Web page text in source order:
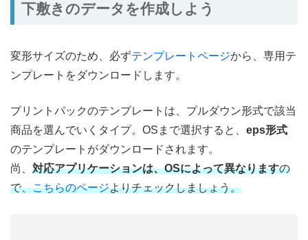
下敷きのデータを作成しよう
変形サイズのため、必ずテンプレートページから、専用テ
ンプレートをダウンロードします。
プリントパックのテンプレートは、プルダウン形式で該当
商品を選んでいくタイプ。OSまで選択すると、 eps形式
のテンプレートがダウンロードされます。
尚、 対応アプリケーションは、OSによって異なりますの
で、こちらのページよりチェックしましょう。